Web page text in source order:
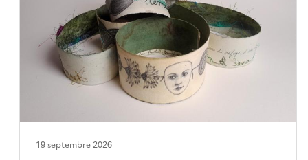
naturels, mais aussi les solutions et traitements mis
en œuvre pour les sauver et les rendre accessibles.
19 septembre 2026